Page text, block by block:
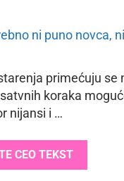
primećuju se
koraka
nijansi i …
CEO TEKST